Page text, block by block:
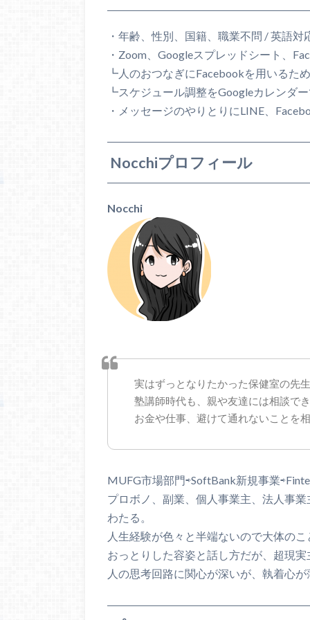
・年齢、性別、国籍、職業不問 / 英語対
・Zoom、Googleスプレッドシート、
┗人のおつなぎにFacebookを用いるため
┗スケジュール調整をGoogleカレンダ
・メッセージのやりとりにLINE、
Nocchiプロフィール
Nocchi
実はずっとなりたかった保健室の先
塾講師時代も、親や友達には相談で
お金や仕事、避けて通れないことを
MUFG市場部門⇨SoftBank新規事業
プロボノ、副業、個人事業主、法人事
わたる。
人生経験が色々と半端ないので大体の
おっとりした容姿と話し方だが、超現
人の思考回路に関心が深いが、執着心